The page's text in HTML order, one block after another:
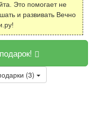
Это помогает не
и развивать Вечно
(3)